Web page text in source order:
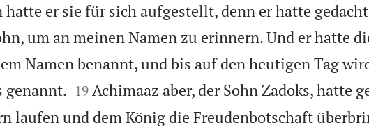
hatte er sie für sich aufgestellt, denn er hatte
um an meinen Namen zu erinnern. Und er hatte
Namen benannt, und bis auf den heutigen Tag
genannt.
19 Achimaaz aber, der Sohn Zadoks, hatte
laufen und dem König die Freudenbotschaft